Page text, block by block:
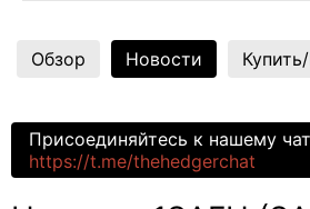
Обзор Новости
Присоединяйтесь к нашему
https://t.me/thehedgerchat